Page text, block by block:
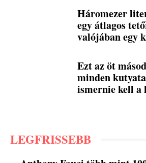
Háromezer
egy átlagos
valójában egy
Ezt az öt
minden
ismernie kell a
LEGFRISSEBB